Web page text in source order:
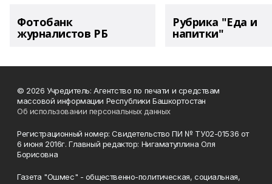
Фотобанк
журналистов РБ
Рубрика "Еда и
напитки"
© 2026 Учредитель: Агентство по печати и средствам
массовой информации Республики Башкортостан
Об использовании персональных данных
Регистрационный номер: Свидетельство ПИ № ТУ02-01536 от
6 июня 2016г. Главный редактор: Нигаматуллина Оля
Борисовна
Газета "Ошмес" - общественно-политическая, социальная,